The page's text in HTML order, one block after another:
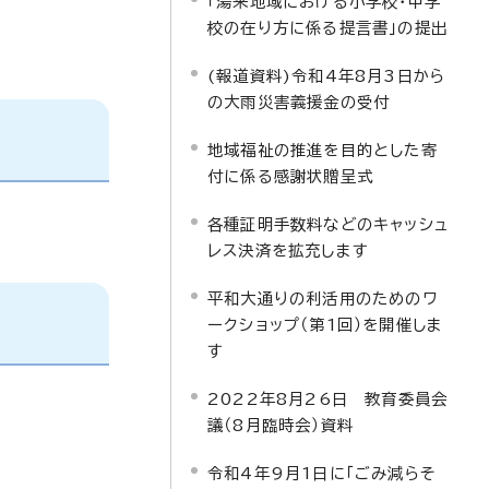
校の在り方に係る提言書」の提出
(報道資料)令和4年8月3日から
の大雨災害義援金の受付
地域福祉の推進を目的とした寄
付に係る感謝状贈呈式
各種証明手数料などのキャッシュ
レス決済を拡充します
平和大通りの利活用のためのワ
ークショップ（第1回）を開催しま
す
2022年8月26日 教育委員会
議（8月臨時会）資料
令和4年9月1日に「ごみ減らそ